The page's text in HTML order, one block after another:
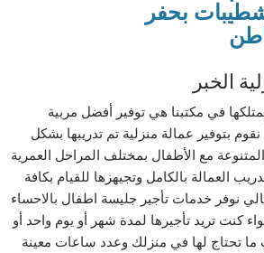
الخبر
في مكتبنا هي توفير أفضل مربية
بتوفير عمالة منزلية تم تدريبها بشكل
مع الأطفال بمختلف المراحل العمرية
العمالة بالكامل وتجيهزها للقيام بكافة
نوفر خدمات تأجير جليسة اطفال بالاحساء
كنت تريد تأجيرها لمدة شهر أو يوم واحد أو
تحتاج لها في منزلك وعدد ساعات معينة